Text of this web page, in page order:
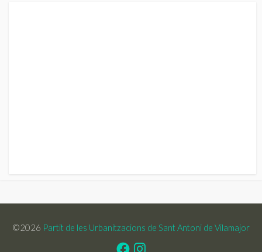
©2026 Partit de les Urbanitzacions de Sant Antoni de Vilamajor
FacebookInstagram